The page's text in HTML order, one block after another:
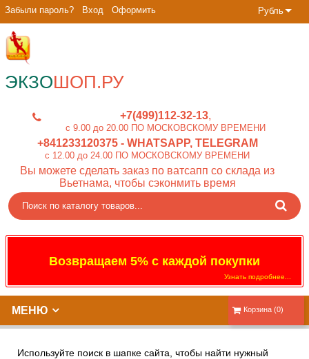
Рубль
Забыли пароль? Вход Оформить
ЭКЗОШОП.РУ
+7(499)112-32-13
c 9.00 до 20.00 ПО МОСКОВСКОМУ ВРЕМЕНИ
+841233120375- WHATSAPP, TELEGRAM
c 12.00 до 24.00 ПО МОСКОВСКОМУ ВРЕМЕНИ
Вы можете сделать заказ по ватсапп со склада из
Вьетнама, чтобы сэконмить время
Возвращаем 5% с каждой покупки
Узнать подробнее...
Корзина (0)
МЕНЮ
Используйте поиск в шапке сайта, чтобы найти нужный